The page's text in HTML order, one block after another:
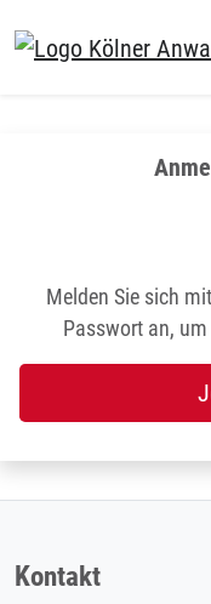
Melden Sie sich
Passwort an,
Kontakt